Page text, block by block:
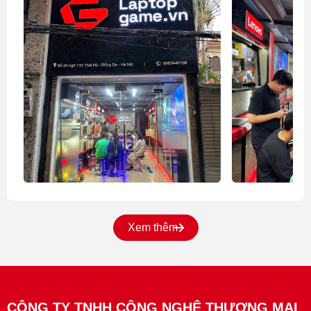
tạo nội dung.
Đánh giá: 24GB DDR5 là mức RAM dư dả cho
hầu hết các tác vụ hiện nay, đảm bảo hiệu suất
mượt mà và khả năng "chống lỗi thời" trong 3–5
năm tới.
3. Ổ cứng: SSD 512GB NVMe
Thông tin chung: Ổ cứng SSD 512GB sử dụng
giao thức NVMe PCIe, mang lại tốc độ đọc/ghi
vượt trội so với SSD SATA hoặc HDD truyền
Dung lượng 512GB đủ để lưu trữ hệ điều
hành, phần mềm, và một lượng dữ liệu vừa
Xem thêm
CÔNG TY TNHH CÔNG NGHỆ THƯƠNG MẠI